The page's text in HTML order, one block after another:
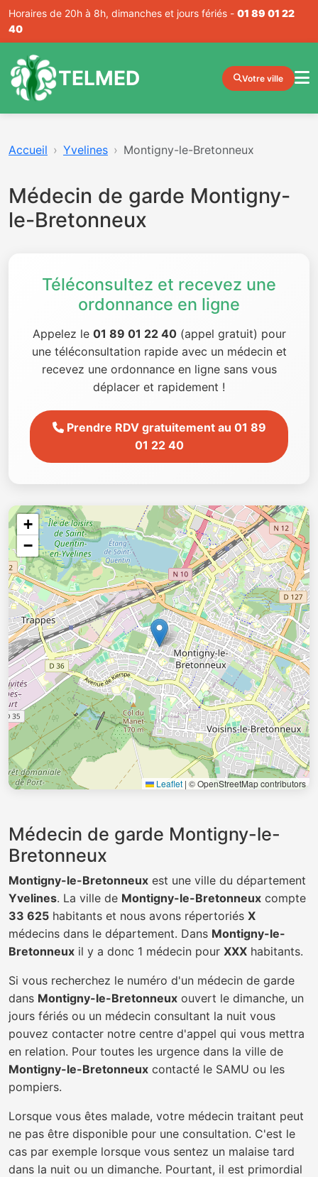
Horaires de 20h à 8h, dimanches et jours fériés - 01 89 01 22
40
TELMED Votre ville
Accueil Yvelines Montigny-le-Bretonneux
Médecin de garde Montigny-
le-Bretonneux
Téléconsultez et recevez une
ordonnance en ligne
Appelez le 01 89 01 22 40(appel gratuit) pour
une téléconsultation rapide avec un médecin et
recevez une ordonnance en ligne sans vous
déplacer et rapidement !
Prendre RDV gratuitement au 01 89
01 22 40
+
−
Leaflet | © OpenStreetMap contributors
Médecin de garde Montigny-le-
Bretonneux
Montigny-le-Bretonneux est une ville du département
Yvelines. La ville de Montigny-le-Bretonneux compte
33 625 habitants et nous avons répertoriés X
médecins dans le département. Dans Montigny-le-
Bretonneux il y a donc 1 médecin pour XXX habitants.
Si vous recherchez le numéro d'un médecin de garde
dans Montigny-le-Bretonneux ouvert le dimanche, un
jours fériés ou un médecin consultant la nuit vous
pouvez contacter notre centre d'appel qui vous mettra
en relation. Pour toutes les urgence dans la ville de
Montigny-le-Bretonneux contacté le SAMU ou les
pompiers.
Lorsque vous êtes malade, votre médecin traitant peut
ne pas être disponible pour une consultation. C'est le
cas par exemple lorsque vous sentez un malaise tard
dans la nuit ou un dimanche. Pourtant, il est primordial